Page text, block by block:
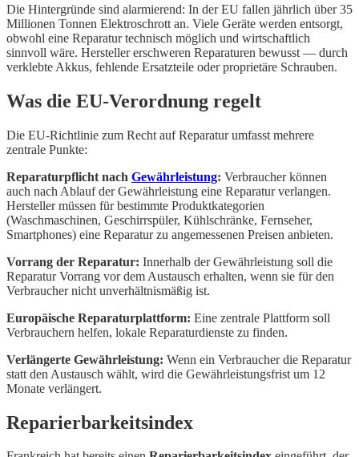
Die Hintergründe sind alarmierend: In der EU fallen jährlich über 35
Millionen Tonnen Elektroschrott an. Viele Geräte werden entsorgt,
obwohl eine Reparatur technisch möglich und wirtschaftlich
sinnvoll wäre. Hersteller erschweren Reparaturen bewusst — durch
verklebte Akkus, fehlende Ersatzteile oder proprietäre Schrauben.
Was die EU-Verordnung regelt
Die EU-Richtlinie zum Recht auf Reparatur umfasst mehrere
zentrale Punkte:
Reparaturpflicht nach Gewährleistung: Verbraucher können
auch nach Ablauf der Gewährleistung eine Reparatur verlangen.
Hersteller müssen für bestimmte Produktkategorien
(Waschmaschinen, Geschirrspüler, Kühlschränke, Fernseher,
Smartphones) eine Reparatur zu angemessenen Preisen anbieten.
Vorrang der Reparatur: Innerhalb der Gewährleistung soll die
Reparatur Vorrang vor dem Austausch erhalten, wenn sie für den
Verbraucher nicht unverhältnismäßig ist.
Europäische Reparaturplattform: Eine zentrale Plattform soll
Verbrauchern helfen, lokale Reparaturdienste zu finden.
Verlängerte Gewährleistung: Wenn ein Verbraucher die Reparatur
statt den Austausch wählt, wird die Gewährleistungsfrist um 12
Monate verlängert.
Reparierbarkeitsindex